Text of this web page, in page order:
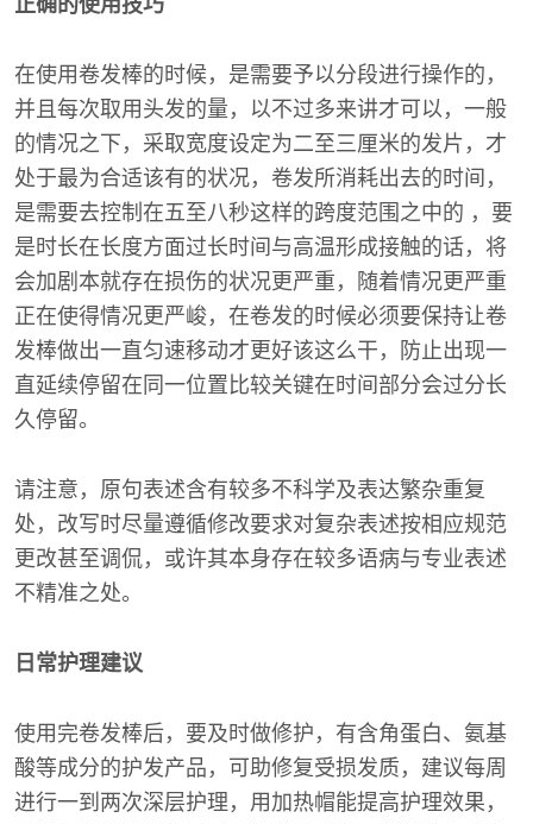
正确的使用技巧
在使用卷发棒的时候，是需要予以分段进行操作的，
并且每次取用头发的量，以不过多来讲才可以，一般
的情况之下，采取宽度设定为二至三厘米的发片，才
处于最为合适该有的状况，卷发所消耗出去的时间，
是需要去控制在五至八秒这样的跨度范围之中的 ，要
是时长在长度方面过长时间与高温形成接触的话，将
会加剧本就存在损伤的状况更严重，随着情况更严重
正在使得情况更严峻，在卷发的时候必须要保持让卷
发棒做出一直匀速移动才更好该这么干，防止出现一
直延续停留在同一位置比较关键在时间部分会过分长
久停留。
请注意，原句表述含有较多不科学及表达繁杂重复
处，改写时尽量遵循修改要求对复杂表述按相应规范
更改甚至调侃，或许其本身存在较多语病与专业表述
不精准之处。
日常护理建议
使用完卷发棒后，要及时做修护，有含角蛋白、氨基
酸等成分的护发产品，可助修复受损发质，建议每周
进行一到两次深层护理，用加热帽能提高护理效果，